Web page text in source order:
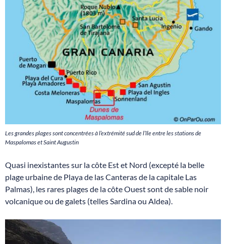
Les grandes plages sont concentrées à l’extrémité sud de l’île entre les stations de
Maspalomas et Saint Augustin
Quasi inexistantes sur la côte Est et Nord (excepté la belle
plage urbaine de Playa de las Canteras de la capitale Las
Palmas), les rares plages de la côte Ouest sont de sable noir
volcanique ou de galets (telles Sardina ou Aldea).